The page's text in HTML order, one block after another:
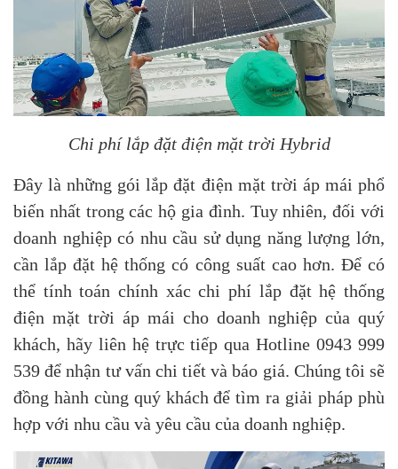
Chi phí lắp đặt điện mặt trời Hybrid
Đây là những gói lắp đặt điện mặt trời áp mái phổ
biến nhất trong các hộ gia đình. Tuy nhiên, đối với
doanh nghiệp có nhu cầu sử dụng năng lượng lớn,
cần lắp đặt hệ thống có công suất cao hơn. Để có
thể tính toán chính xác chi phí lắp đặt hệ thống
điện mặt trời áp mái cho doanh nghiệp của quý
khách, hãy liên hệ trực tiếp qua Hotline 0943 999
539 để nhận tư vấn chi tiết và báo giá. Chúng tôi sẽ
đồng hành cùng quý khách để tìm ra giải pháp phù
hợp với nhu cầu và yêu cầu của doanh nghiệp.